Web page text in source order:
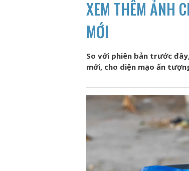
XEM THÊM ẢNH
MỚI
So với phiên bản trước
mới, cho diện mạo ấn